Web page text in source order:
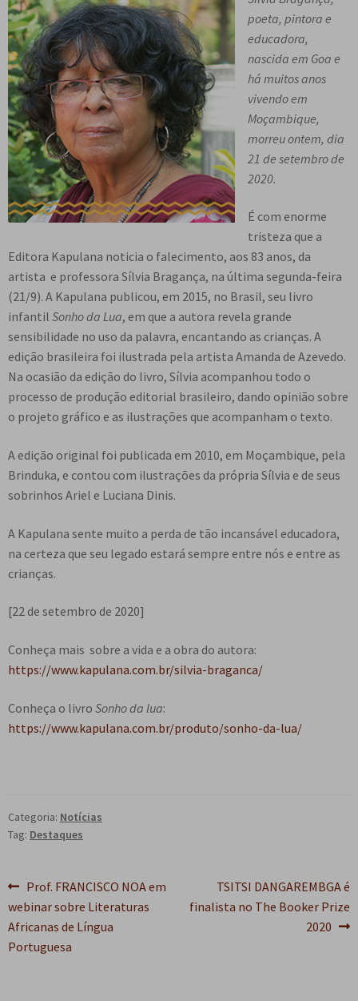
n
u
d
e
s
c
e
n
d
e
e
n
e
e
n
u
e
s
e
n
d
e
n
t
e
n
d
i
r
m
e
n
u
d
s
c
e
n
d
e
n
t
e
p
a
n
d
i
r
m
e
n
d
e
s
c
e
n
d
e
n
t
e
Meu cadastro
poeta, pintora e
educadora,
nascida em Goa e
há muitos anos
vivendo em
Moçambique,
morreu ontem, dia
21 de setembro de
2020.
É com enorme
tristeza que a
Editora Kapulana noticia o falecimento, aos 83 anos, da
artista e professora Sílvia Bragança, na última segunda-feira
(21/9). A Kapulana publicou, em 2015, no Brasil, seu livro
infantil Sonho da Lua, em que a autora revela grande
sensibilidade no uso da palavra, encantando as crianças. A
edição brasileira foi ilustrada pela artista Amanda de Azevedo.
Na ocasião da edição do livro, Sílvia acompanhou todo o
processo de produção editorial brasileiro, dando opinião sobre
o projeto gráfico e as ilustrações que acompanham o texto.
A edição original foi publicada em 2010, em Moçambique, pela
Brinduka, e contou com ilustrações da própria Sílvia e de seus
sobrinhos Ariel e Luciana Dinis.
A Kapulana sente muito a perda de tão incansável educadora,
na certeza que seu legado estará sempre entre nós e entre as
crianças.
[22 de setembro de 2020]
Conheça mais sobre a vida e a obra do autora:
https://www.kapulana.com.br/silvia-braganca/
Conheça o livro Sonho da lua:
https://www.kapulana.com.br/produto/sonho-da-lua/
Categoria: Notícias
Tag: Destaques
Navegação
de
Post
Post
anterior:
Prof. FRANCISCO NOA em
webinar sobre Literaturas
Africanas de Língua
Portuguesa
Próximo
post:
TSITSI DANGAREMBGA é
finalista no The Booker Prize
2020